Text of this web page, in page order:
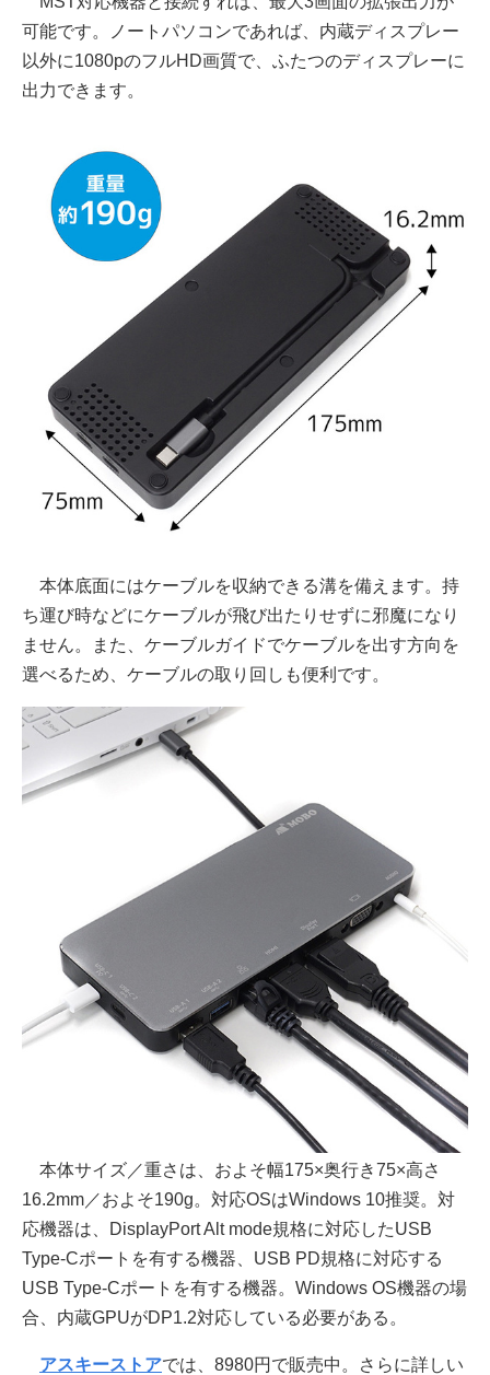
可能です。ノートパソコンであれば、内蔵ディスプレー
以外に1080pのフルHD画質で、ふたつのディスプレーに
出力できます。
本体底面にはケーブルを収納できる溝を備えます。持
ち運び時などにケーブルが飛び出たりせずに邪魔になり
ません。また、ケーブルガイドでケーブルを出す方向を
選べるため、ケーブルの取り回しも便利です。
本体サイズ／重さは、およそ幅175×奥行き75×高さ
16.2mm／およそ190g。対応OSはWindows 10推奨。対
応機器は、DisplayPort Alt mode規格に対応したUSB
Type-Cポートを有する機器、USB PD規格に対応する
USB Type-Cポートを有する機器。Windows OS機器の場
合、内蔵GPUがDP1.2対応している必要がある。
アスキーストアでは、8980円で販売中。さらに詳しい